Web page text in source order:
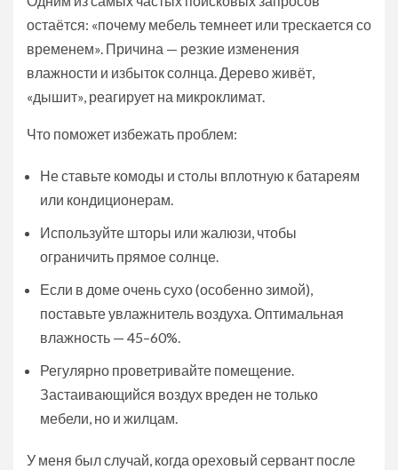
остаётся: «почему мебель темнеет или трескается со
временем». Причина — резкие изменения
влажности и избыток солнца. Дерево живёт,
«дышит», реагирует на микроклимат.
Что поможет избежать проблем:
Не ставьте комоды и столы вплотную к батареям
или кондиционерам.
Используйте шторы или жалюзи, чтобы
ограничить прямое солнце.
Если в доме очень сухо (особенно зимой),
поставьте увлажнитель воздуха. Оптимальная
влажность — 45–60%.
Регулярно проветривайте помещение.
Застаивающийся воздух вреден не только
мебели, но и жилцам.
У меня был случай, когда ореховый сервант после